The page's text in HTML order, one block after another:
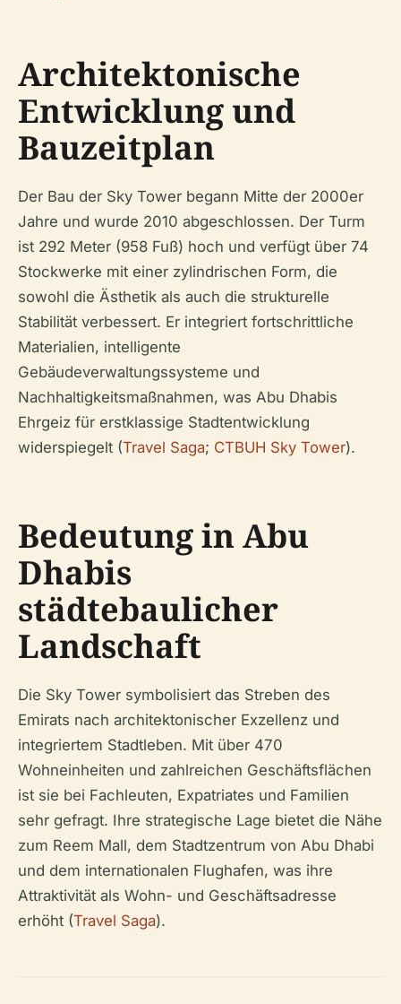
Architektonische
Entwicklung und
Bauzeitplan
Der Bau der Sky Tower begann Mitte der 2000er
Jahre und wurde 2010 abgeschlossen. Der Turm
ist 292 Meter (958 Fuß) hoch und verfügt über 74
Stockwerke mit einer zylindrischen Form, die
sowohl die Ästhetik als auch die strukturelle
Stabilität verbessert. Er integriert fortschrittliche
Materialien, intelligente
Gebäudeverwaltungssysteme und
Nachhaltigkeitsmaßnahmen, was Abu Dhabis
Ehrgeiz für erstklassige Stadtentwicklung
widerspiegelt (Travel Saga; CTBUH Sky Tower).
Bedeutung in Abu
Dhabis
städtebaulicher
Landschaft
Die Sky Tower symbolisiert das Streben des
Emirats nach architektonischer Exzellenz und
integriertem Stadtleben. Mit über 470
Wohneinheiten und zahlreichen Geschäftsflächen
ist sie bei Fachleuten, Expatriates und Familien
sehr gefragt. Ihre strategische Lage bietet die Nähe
zum Reem Mall, dem Stadtzentrum von Abu Dhabi
und dem internationalen Flughafen, was ihre
Attraktivität als Wohn- und Geschäftsadresse
erhöht (Travel Saga).